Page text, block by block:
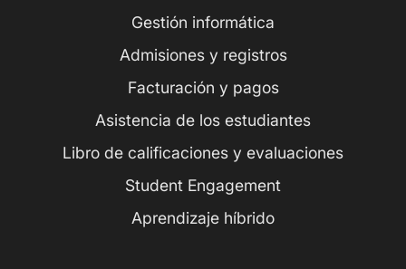
Gestión informática
Admisiones y registros
Facturación y pagos
Asistencia de los estudiantes
Libro de calificaciones y evaluaciones
Student Engagement
Aprendizaje híbrido